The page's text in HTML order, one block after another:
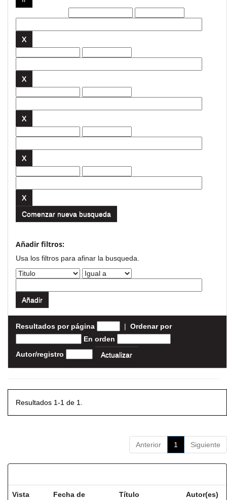
Comenzar nueva busqueda
Añadir filtros:
Usa los filtros para afinar la busqueda.
Resultados por página | Ordenar por
En orden
Autor/registro
Resultados 1-1 de 1.
Anterior 1 Siguiente
Vista
Fecha de
Título Autor(es)